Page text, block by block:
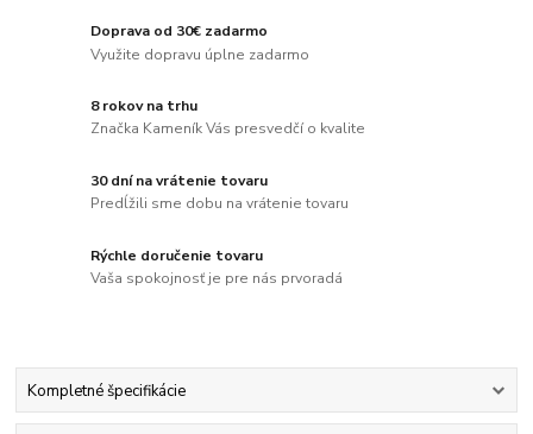
Doprava od 30€ zadarmo
Využite dopravu úplne zadarmo
8 rokov na trhu
Značka Kameník Vás presvedčí o kvalite
30 dní na vrátenie tovaru
Predĺžili sme dobu na vrátenie tovaru
Rýchle doručenie tovaru
Vaša spokojnosť je pre nás prvoradá
Kompletné špecifikácie